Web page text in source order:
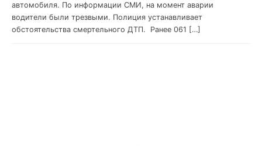
автомобиля. По информации СМИ, на момент аварии
водители были трезвыми. Полиция устанавливает
обстоятельства смертельного ДТП. Ранее 061 […]